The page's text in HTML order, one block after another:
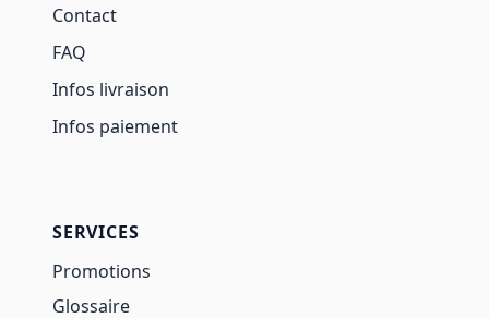
Contact
FAQ
Infos livraison
Infos paiement
SERVICES
Promotions
Glossaire